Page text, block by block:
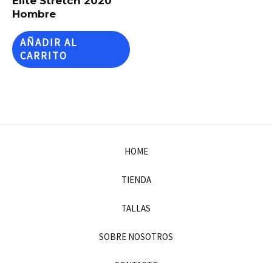
Hombre
AÑADIR AL
CARRITO
HOME
TIENDA
TALLAS
SOBRE NOSOTROS